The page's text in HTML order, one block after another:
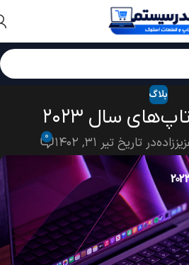
بلاگ
سال ۲۰۲۳
در تاریخ تیر ۳۱, ۱۴۰۲ ۰